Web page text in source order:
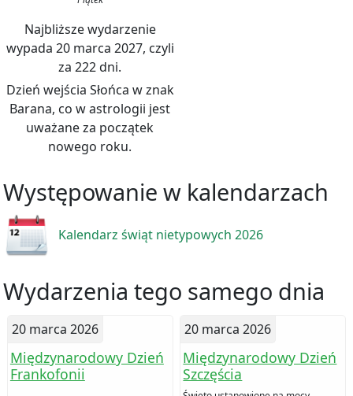
Najbliższe wydarzenie
wypada 20 marca 2027, czyli
za 222 dni.
Dzień wejścia Słońca w znak
Barana, co w astrologii jest
uważane za początek
nowego roku.
Występowanie w kalendarzach
Kalendarz świąt nietypowych 2026
Wydarzenia tego samego dnia
20 marca 2026
Międzynarodowy Dzień
Frankofonii
20 marca 2026
Międzynarodowy Dzień
Szczęścia